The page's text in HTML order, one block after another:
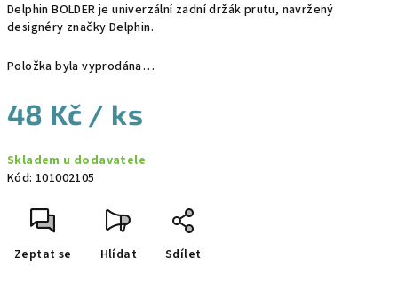
Delphin BOLDER je univerzální zadní držák prutu, navržený
designéry značky Delphin.
Položka byla vyprodána…
48 Kč / ks
cena:
Skladem u dodavatele
Kód: 101002105
Zeptat se Hlídat Sdílet